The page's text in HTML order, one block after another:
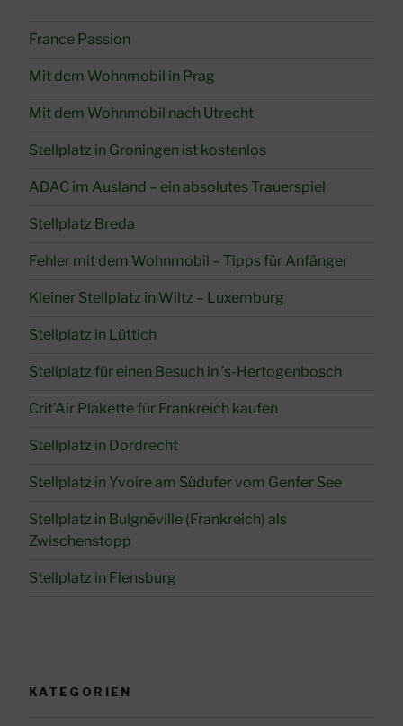
France Passion
Mit dem Wohnmobil in Prag
Mit dem Wohnmobil nach Utrecht
Stellplatz in Groningen ist kostenlos
ADAC im Ausland – ein absolutes Trauerspiel
Stellplatz Breda
Fehler mit dem Wohnmobil – Tipps für Anfänger
Kleiner Stellplatz in Wiltz – Luxemburg
Stellplatz in Lüttich
Stellplatz für einen Besuch in ’s-Hertogenbosch
Crit’Air Plakette für Frankreich kaufen
Stellplatz in Dordrecht
Stellplatz in Yvoire am Südufer vom Genfer See
Stellplatz in Bulgnéville (Frankreich) als
Zwischenstopp
Stellplatz in Flensburg
KATEGORIEN